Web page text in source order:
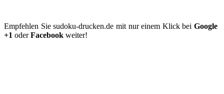
Empfehlen Sie sudoku-drucken.de mit nur einem Klick bei Google
+1 oderFacebook weiter!